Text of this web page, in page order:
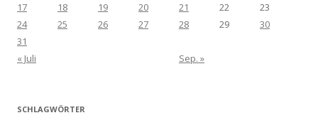
17
18 19 20 21 22
23
24
25 26 27 28 29
30
31
« Juli
Sep. »
SCHLAGWÖRTER